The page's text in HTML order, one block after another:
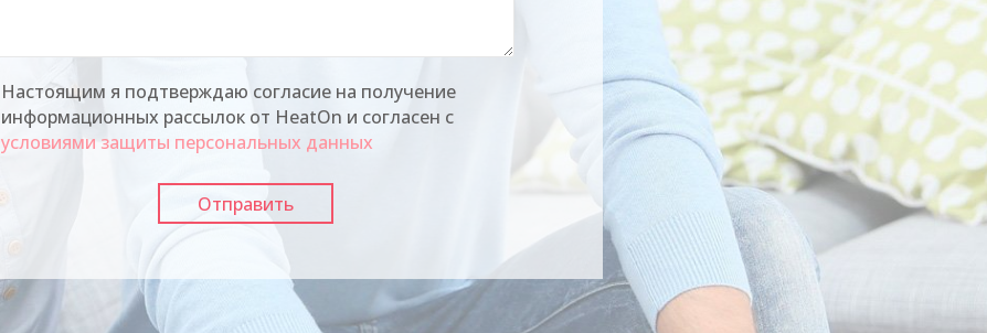
Настоящим я подтверждаю согласие на получение
информационных рассылок от HeatOn и согласен с
условиями защиты персональных данных